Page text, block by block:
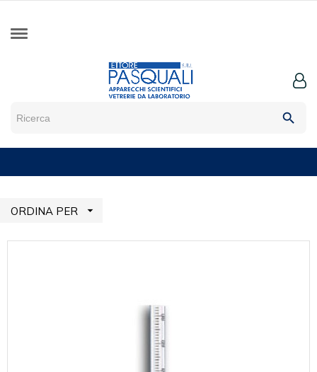
search
ORDINA PER 